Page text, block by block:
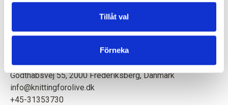
Tillåt val
Förneka
högkvalitativt garn med respekt för djur och miljö. Vi är
baserade i Köpenhamn, Danmark.
Knitting for Olive ApS
Godthåbsvej 55, 2000 Frederiksberg, Danmark
info@knittingforolive.dk
+45-31353730